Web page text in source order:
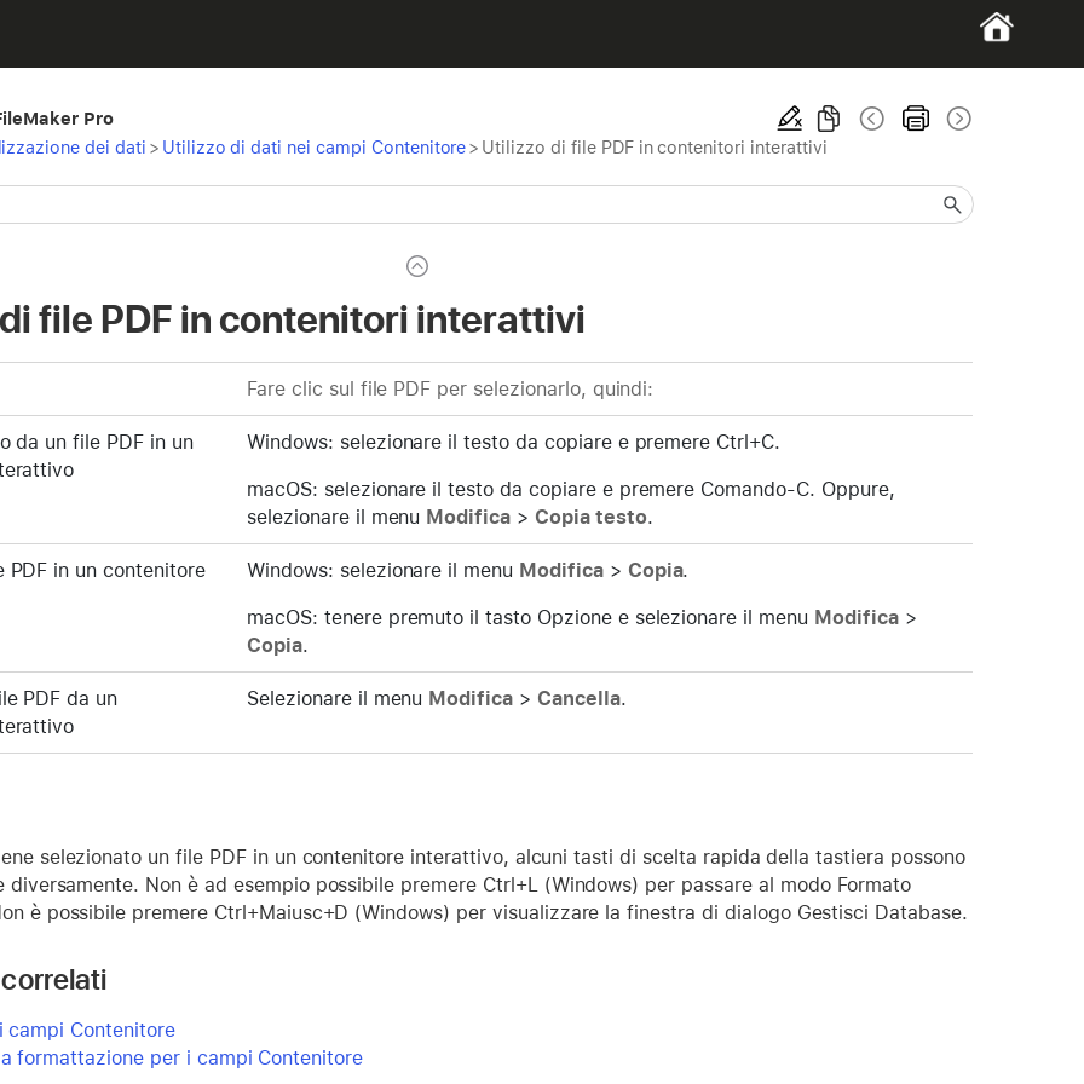
Pro
dei dati > Utilizzo di dati nei campi Contenitore> Utilizzo di file PDF in contenitori interattivi
file PDF in contenitori interattivi
Fare clic sul file PDF per selezionarlo, quindi:
da un file PDF in un
Windows: selezionare il testo da copiare e premere Ctrl+C.
macOS: selezionare il testo da copiare e premere Comando-C. Oppure,
selezionare il menu Modifica > Copia testo.
PDF in un contenitore
Windows: selezionare il menu Modifica> Copia.
macOS: tenere premuto il tasto Opzione e selezionare il menu Modifica>
Copia.
PDF da un
Selezionare il menu Modifica > Cancella.
selezionato un file PDF in un contenitore interattivo, alcuni tasti di scelta rapida della tastiera possono
diversamente. Non è ad esempio possibile premere Ctrl+L (Windows) per passare al modo Formato
è possibile premere Ctrl+Maiusc+D (Windows) per visualizzare la finestra di dialogo Gestisci Database.
campi Contenitore
formattazione per i campi Contenitore